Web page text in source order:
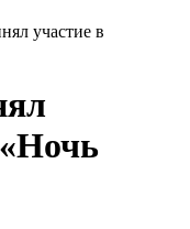
участие в